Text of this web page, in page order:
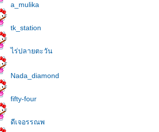
a_mulika
tk_station
ไร่ปลายตะวัน
Nada_diamond
fifty-four
ดีเจอรรณพ